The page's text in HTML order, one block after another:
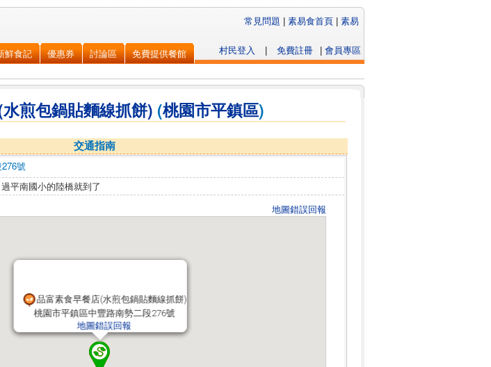
鮮食記 優惠券 討論區 免費提供餐館 | 會員專區
免費註冊
|
村民登入
常見問題 | 素易食首頁 | 素易
煎包鍋貼麵線抓餅) (桃園市平鎮區)
交通指南
號
平南國小的陸橋就到了
地圖錯誤回報
品富素食早餐店(水煎包鍋貼麵線抓餅)
桃園市平鎮區中豐路南勢二段276號
地圖錯誤回報
品富素食早餐店(水煎包鍋貼麵線抓餅)
桃園市平鎮區中豐路南勢二段276號
地圖錯誤回報